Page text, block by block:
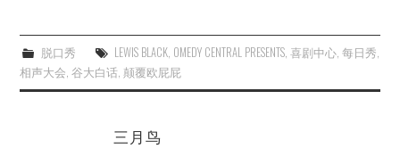
脱口秀 LEWIS BLACK, OMEDY CENTRAL PRESENTS, 喜剧中心, 每日秀,
相声大会,谷大白话,颠覆欧屁屁
三月鸟